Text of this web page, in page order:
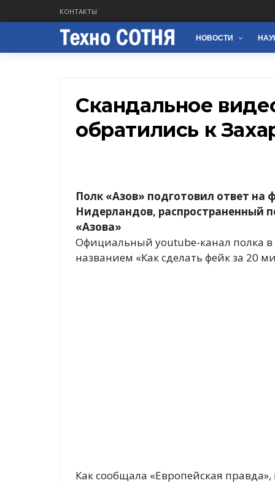
КОНТАКТЫ
НОВОСТИ
Скандальное
обратились к
Полк «Азов» подготовил ответ на
Нидерландов, распространенный
«Азова»
Официальный youtube-канал полка в
названием «Как сделать фейк за 20
Как сообщала «Европейская